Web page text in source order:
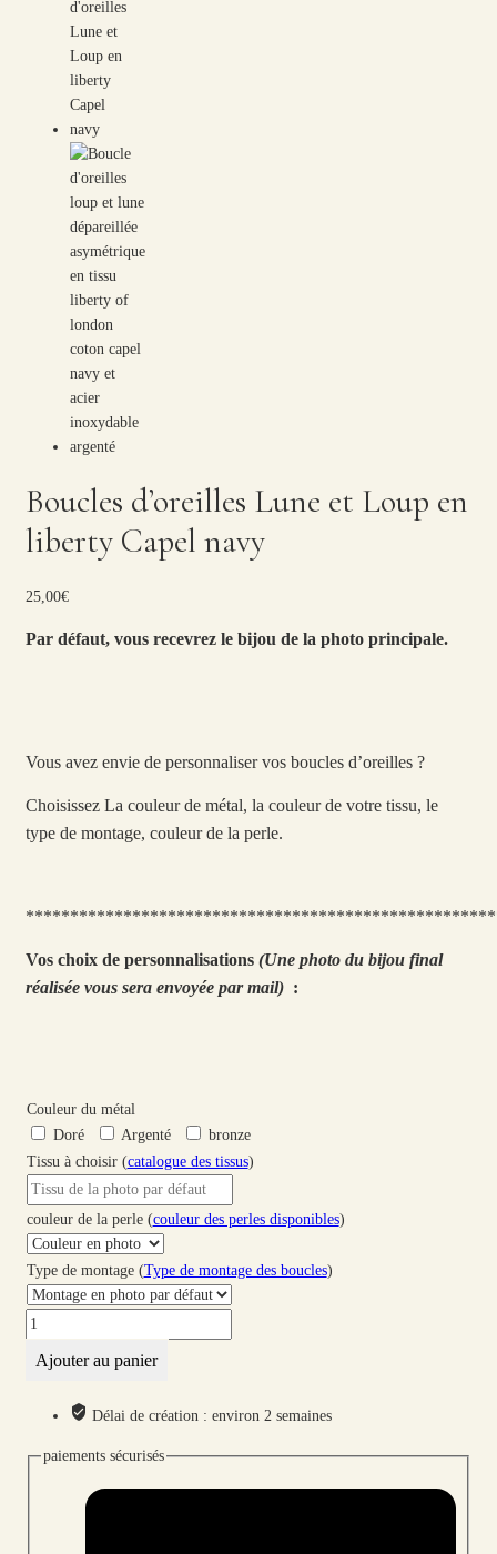
Boucles d’oreilles Lune et Loup en
liberty Capel navy
25,00€
Par défaut, vous recevrez le bijou de la photo principale.
Vous avez envie de personnaliser vos boucles d’oreilles ?
Choisissez La couleur de métal, la couleur de votre tissu, le
type de montage, couleur de la perle.
Vos choix de personnalisations (Une photo du bijou final
réalisée vous sera envoyée par mail):
Couleur du métal
Doré
Argenté
bronze
Tissu à choisir (catalogue des tissus)
couleur de la perle (couleur des perles disponibles)
Type de montage (Type de montage des boucles)
quantité
de
Boucles
Lune
Loup
Ajouter au panier
Délai de création : environ 2 semaines
paiements sécurisés